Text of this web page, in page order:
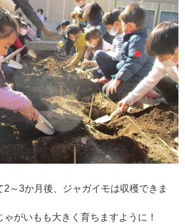
2～3か月後、ジャガイモは収穫できま
がいもも大きく育ちますように！